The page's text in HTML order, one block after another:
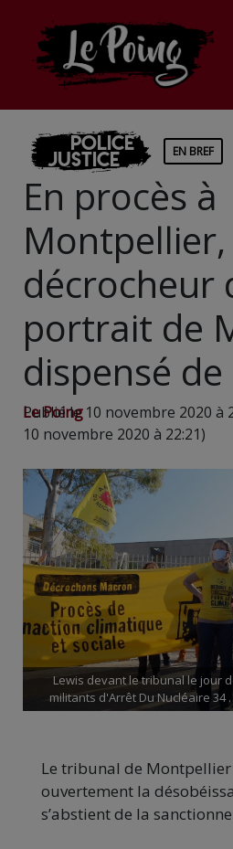
Police
Justice EN BREF
En procès à
Montpellier,
décrocheur
portrait de
dispensé
Le Poing
Publié le 10 novembre 2020 à
10 novembre 2020 à 22:21)
Lewis devant le tribunal le jour
militants d'Arrêt Du Nucléaire 34
Le tribunal de
ouvertement la
s’abstient de la